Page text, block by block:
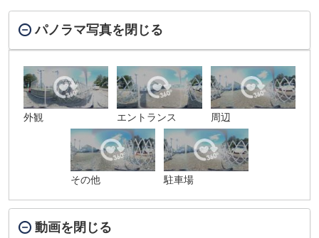
パノラマ写真を閉じる
外観 エントランス 周辺
その他 駐車場
動画を閉じる